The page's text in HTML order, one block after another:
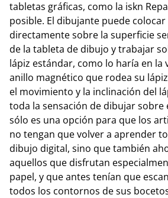
tabletas gráficas, como la iskn
posible. El dibujante puede
directamente sobre la superficie
de la tableta de dibujo y trabajar
lápiz estándar, como lo haría en la
anillo magnético que rodea su
el movimiento y la inclinación del
toda la sensación de dibujar sobre
sólo es una opción para que los
no tengan que volver a aprender
dibujo digital, sino que también
aquellos que disfrutan
papel, y que antes tenían que
todos los contornos de sus